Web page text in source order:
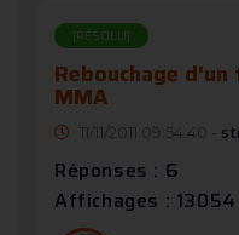
[RÉSOLU]
Rebouchage
MMA
11/11/2011 09:54:40 -
Réponses : 6
Affichages : 13054